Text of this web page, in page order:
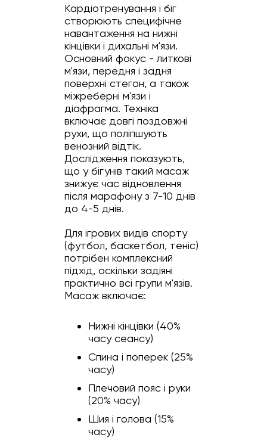
Кардіотренування і біг
створюють специфічне
навантаження на нижні
кінцівки і дихальні м'язи.
Основний фокус - литкові
м'язи, передня і задня
поверхні стегон, а також
міжреберні м'язи і
діафрагма. Техніка
включає довгі поздовжні
рухи, що поліпшують
венозний відтік.
Дослідження показують,
що у бігунів такий масаж
знижує час відновлення
після марафону з 7-10 днів
до 4-5 днів.
Для ігрових видів спорту
(футбол, баскетбол, теніс)
потрібен комплексний
підхід, оскільки задіяні
практично всі групи м'язів.
Масаж включає:
Нижні кінцівки (40%
часу сеансу)
Спина і поперек (25%
часу)
Плечовий пояс і руки
(20% часу)
Шия і голова (15%
часу)